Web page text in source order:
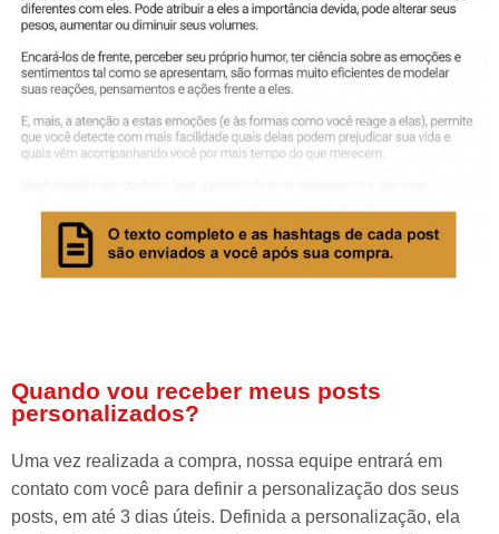
Quando vou receber meus posts
personalizados?
Uma vez realizada a compra, nossa equipe entrará em
contato com você para definir a personalização dos seus
posts, em até 3 dias úteis. Definida a personalização, ela